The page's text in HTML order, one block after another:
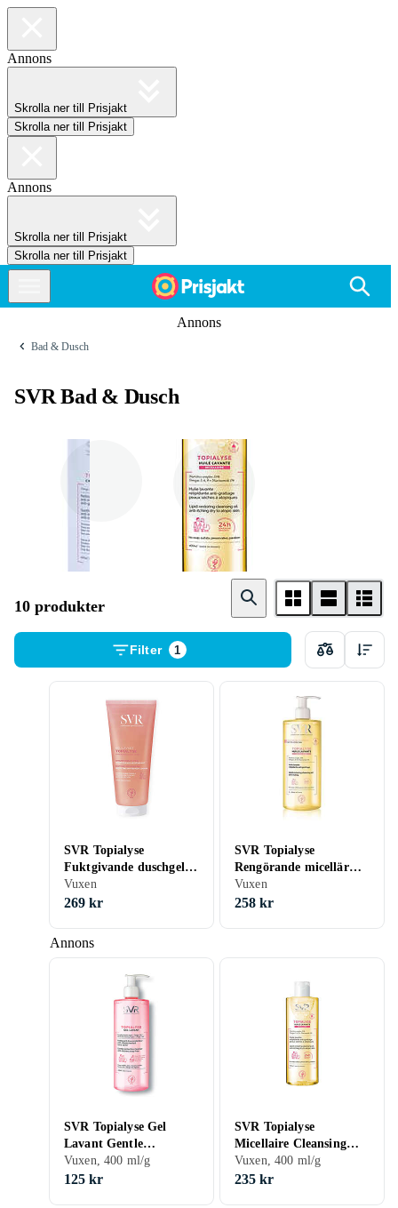
Annons
Skrolla ner till Prisjakt
Skrolla ner till Prisjakt
Annons
Skrolla ner till Prisjakt
Skrolla ner till Prisjakt
Annons
Bad & Dusch
SVR Bad & Dusch
Duschtvål Duscholja
10 produkter
Filter 1
Annons
SVR Topialyse
Fuktgivande duschgel
200ml
Vuxen
269 kr
SVR Topialyse
Rengörande micellär
olja för torr och atopisk
hud 1000ml
Vuxen
258 kr
SVR Topialyse Gel
Lavant Gentle
Protective Cleanser
400ml
Vuxen, 400 ml/g
125 kr
SVR Topialyse
Micellaire Cleansing
Body Oil 400ml
Vuxen, 400 ml/g
235 kr